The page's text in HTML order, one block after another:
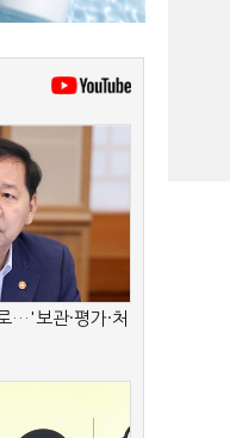
…'보관·평가·처